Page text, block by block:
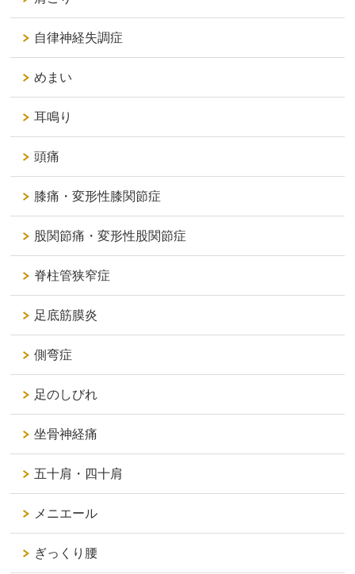
自律神経失調症
めまい
耳鳴り
頭痛
膝痛・変形性膝関節症
股関節痛・変形性股関節症
脊柱管狭窄症
足底筋膜炎
側弯症
足のしびれ
坐骨神経痛
五十肩・四十肩
メニエール
ぎっくり腰